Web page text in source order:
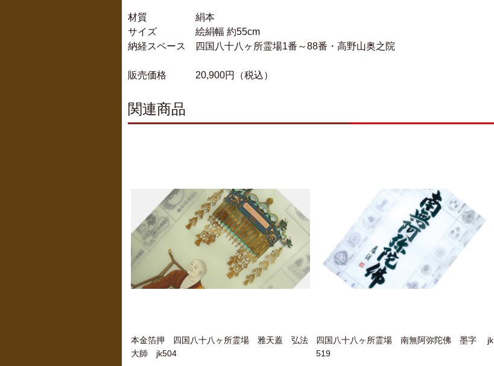
材質 絹本
サイズ 絵絹幅 約55cm
納経スペース 四国八十八ヶ所霊場1番～88番・高野山奥之院
販売価格 20,900円（税込）
関連商品
本金箔押 四国八十八ヶ所霊場 雅天蓋 弘法
大師 jk504
四国八十八ヶ所霊場 南無阿弥陀佛 墨字 jk
519